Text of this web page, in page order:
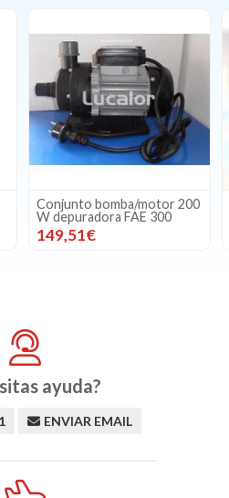
Conjunto zuncho sin junta
depuradora FAE 380/300
18,91€
ayuda?
ENVIAR EMAIL